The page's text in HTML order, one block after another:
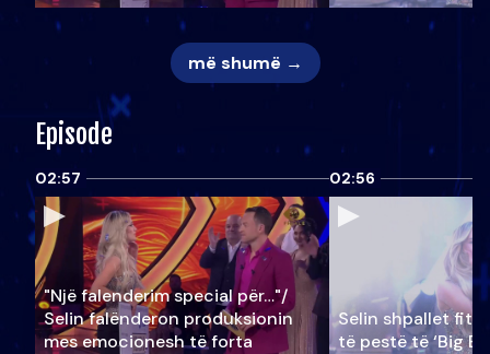
më shumë →
Episode
02:57
"Një falenderim special për…"/
Selin falënderon produksionin
mes emocionesh të forta
02:56
Selin shpallet
të pestë të ‘Big